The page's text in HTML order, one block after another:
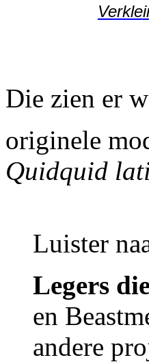
Die zien er
originele
Quidquid
Luister
Legers
en
andere